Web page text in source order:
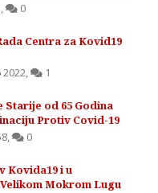
, 0
Centra za Kovid19
2022, 1
Starije od 65 Godina
Protiv Covid-19
, 0
Kovida19 i u
Mokrom Lugu